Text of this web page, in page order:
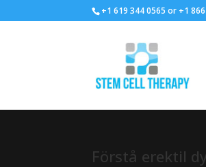
+1 619 344 0565 or +1
Förstå erektil